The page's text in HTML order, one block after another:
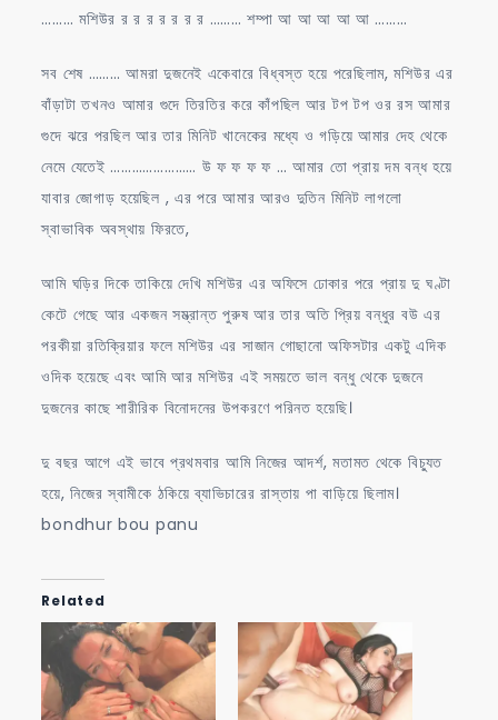
……… মশিউর র র র র র র র ……… শম্পা আ আ আ আ আ ………
সব শেষ ……… আমরা দুজনেই একেবারে বিধ্বস্ত হয়ে পরেছিলাম, মশিউর এর
বাঁড়াটা তখনও আমার গুদে তিরতির করে কাঁপছিল আর টপ টপ ওর রস আমার
গুদে ঝরে পরছিল আর তার মিনিট খানেকের মধ্যে ও গড়িয়ে আমার দেহ থেকে
নেমে যেতেই …………………… উ ফ ফ ফ ফ … আমার তো প্রায় দম বন্ধ হয়ে
যাবার জোগাড় হয়েছিল , এর পরে আমার আরও দুতিন মিনিট লাগলো
স্বাভাবিক অবস্থায় ফিরতে,
আমি ঘড়ির দিকে তাকিয়ে দেখি মশিউর এর অফিসে ঢোকার পরে প্রায় দু ঘণ্টা
কেটে গেছে আর একজন সম্ভ্রান্ত পুরুষ আর তার অতি প্রিয় বন্ধুর বউ এর
পরকীয়া রতিক্রিয়ার ফলে মশিউর এর সাজান গোছানো অফিসটার একটু এদিক
ওদিক হয়েছে এবং আমি আর মশিউর এই সময়তে ভাল বন্ধু থেকে দুজনে
দুজনের কাছে শারীরিক বিনোদনের উপকরণে পরিনত হয়েছি।
দু বছর আগে এই ভাবে প্রথমবার আমি নিজের আদর্শ, মতামত থেকে বিচ্যুত
হয়ে, নিজের স্বামীকে ঠকিয়ে ব্যাভিচারের রাস্তায় পা বাড়িয়ে ছিলাম।
bondhur bou panu
Related